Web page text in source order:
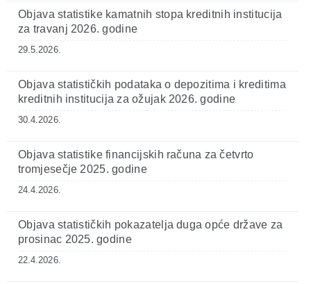
Objava statistike kamatnih stopa kreditnih institucija
za travanj 2026. godine
29.5.2026.
Objava statističkih podataka o depozitima i kreditima
kreditnih institucija za ožujak 2026. godine
30.4.2026.
Objava statistike financijskih računa za četvrto
tromjesečje 2025. godine
24.4.2026.
Objava statističkih pokazatelja duga opće države za
prosinac 2025. godine
22.4.2026.